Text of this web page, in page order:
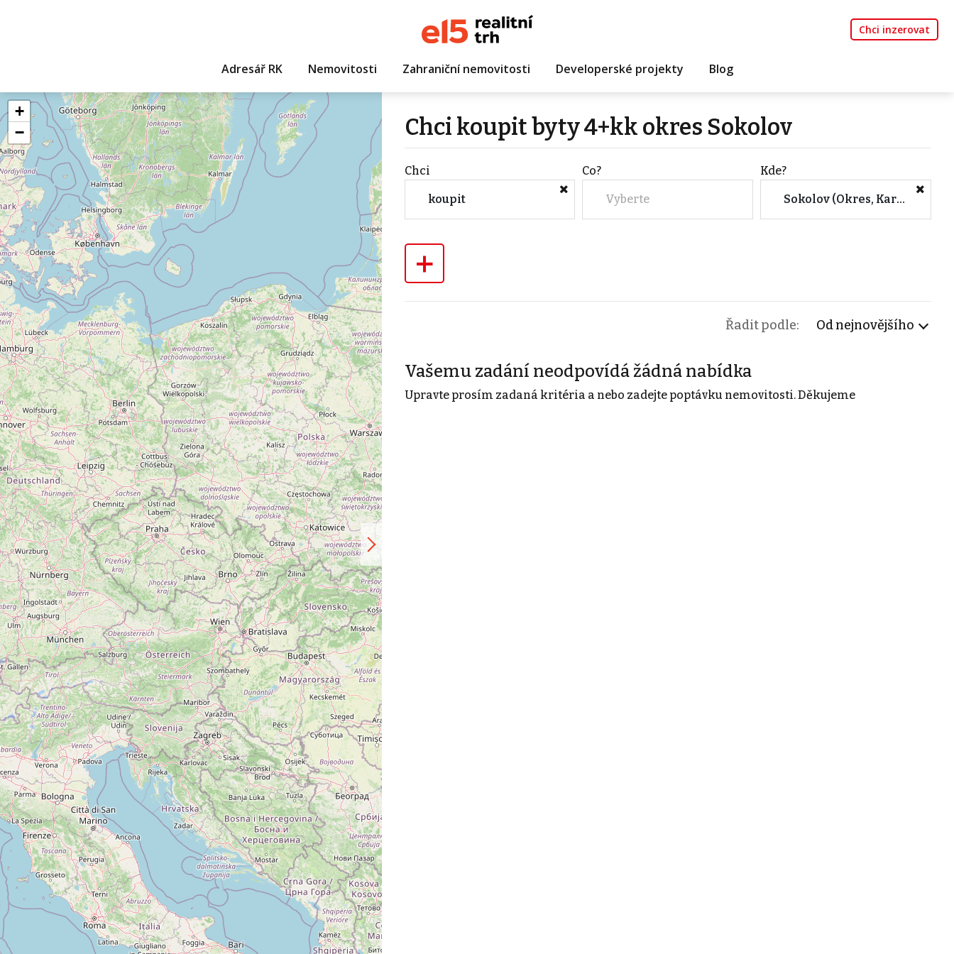
Chci inzerovat
Adresář RK Nemovitosti Zahraniční nemovitosti Developerské projekty Blog
+
−
Chci koupit byty 4+kk okres Sokolov
Chci
koupit
Co?
Vyberte
Kde?
Sokolov (Okres, Karlovarský kraj)
+
Řadit podle: Od nejnovějšího
Vašemu zadání neodpovídá žádná nabídka
Upravte prosím zadaná kritéria a nebo zadejte poptávku nemovitosti. Děkujeme